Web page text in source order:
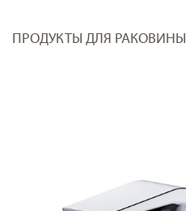
ПРОДУКТЫ ДЛЯ РАКОВИНЫ